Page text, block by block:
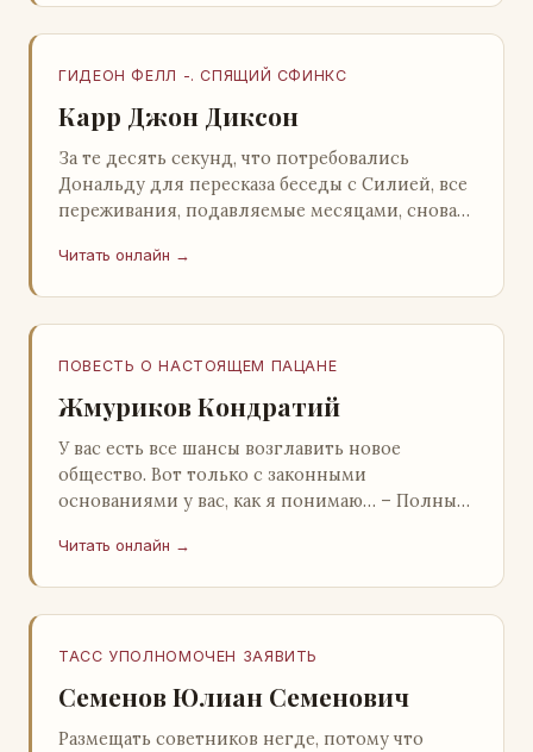
ГИДЕОН ФЕЛЛ -. СПЯЩИЙ СФИНКС
Карр Джон Диксон
За те десять секунд, что потребовались
Дональду для пересказа беседы с Силией, все
переживания, подавляемые месяцами, снова
среди…
Читать онлайн →
ПОВЕСТЬ О НАСТОЯЩЕМ ПАЦАНЕ
Жмуриков Кондратий
У вас есть все шансы возглавить новое
общество. Вот только с законными
основаниями у вас, как я понимаю… – Полный
Натанович. – Что ж, …
Читать онлайн →
ТАСС УПОЛНОМОЧЕН ЗАЯВИТЬ
Семенов Юлиан Семенович
Размещать советников негде, потому что